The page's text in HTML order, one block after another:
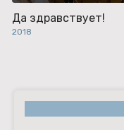
Да здравствует!
2018